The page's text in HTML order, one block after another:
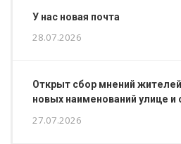
У нас новая почта
28.07.2026
Открыт сбор мнений
новых наименований улице и
27.07.2026